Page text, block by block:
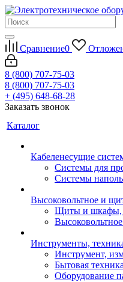
Сравнение0
8 (800) 707-75-03
8 (800) 707-75-03
+ (495) 648-68-28
Заказать звонок
Каталог
Кабеленесущие
Системы для
Системы
Высоковольтное и
Щиты и шкафы,
Инструменты,
Инструмент,
Бытовая
Оборудование